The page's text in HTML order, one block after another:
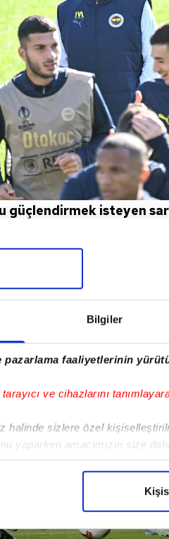
Bilgiler
faaliyetlerinin
ve cihazlarını
halinde sizlere özel
yaparken amacımızın size
elimizden gelen çabayı
bu çerezlere izin vermedikleri
güçlendirmek isteyen
göre hareket ediyor.